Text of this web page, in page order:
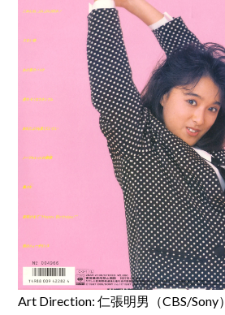
Art Direction: 仁張明男（CBS/Sony）